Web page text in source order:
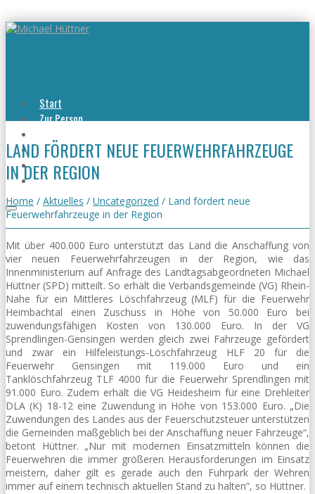
Start
Zur Person
Viel erreicht
Viel zu tun
Kontakt
LAND FÖRDERT NEUE FEUERWEHRFAHRZEUGE
IN DER REGION
Home / Aktuelles / Uncategorized / Land fördert neue
Feuerwehrfahrzeuge in der Region
Mit über 400.000 Euro unterstützt das Land die Anschaffung von
vier neuen Feuerwehrfahrzeugen in der Region, wie das
Innenministerium auf Anfrage des Landtagsabgeordneten Michael
Hüttner (SPD) mitteilt. So erhält die Verbandsgemeinde (VG) Rhein-
Nahe für ein Mittleres Löschfahrzeug (MLF) für die Feuerwehr
Heimbachtal einen Zuschuss in Höhe von 50.000 Euro bei
zuwendungsfähigen Kosten von 130.000 Euro. In der VG
Sprendlingen-Gensingen werden gleich zwei Fahrzeuge gefördert
und zwar ein Hilfeleistungs-Löschfahrzeug HLF 20 für die
Feuerwehr Gensingen mit 119.000 Euro und ein
Tanklöschfahrzeug TLF 4000 für die Feuerwehr Sprendlingen mit
91.000 Euro. Zudem erhält die VG Heidesheim für eine Drehleiter
DLA (K) 18-12 eine Zuwendung in Höhe von 153.000 Euro. „Die
Zuwendungen des Landes aus der Feuerschutzsteuer unterstützen
die Gemeinden maßgeblich bei der Anschaffung neuer Fahrzeuge“,
betont Hüttner. „Nur mit modernen Einsatzmitteln können die
Feuerwehren die immer größeren Herausforderungen im Einsatz
meistern, daher gilt es gerade auch den Fuhrpark der Wehren
immer auf einem technisch aktuellen Stand zu halten“, so Hüttner.